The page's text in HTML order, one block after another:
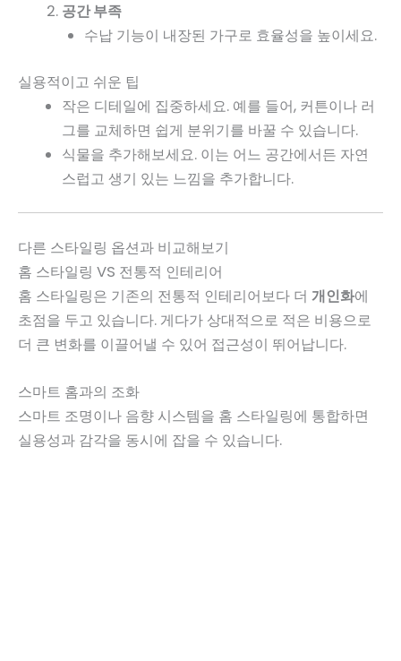
공간 부족
수납 기능이 내장된 가구로 효율성을 높이세요.
실용적이고 쉬운 팁
작은 디테일에 집중하세요. 예를 들어, 커튼이나 러
그를 교체하면 쉽게 분위기를 바꿀 수 있습니다.
식물을 추가해보세요. 이는 어느 공간에서든 자연
스럽고 생기 있는 느낌을 추가합니다.
다른 스타일링 옵션과 비교해보기
홈 스타일링 VS 전통적 인테리어
홈 스타일링은 기존의 전통적 인테리어보다 더 개인화에
초점을 두고 있습니다. 게다가 상대적으로 적은 비용으로
더 큰 변화를 이끌어낼 수 있어 접근성이 뛰어납니다.
스마트 홈과의 조화
스마트 조명이나 음향 시스템을 홈 스타일링에 통합하면
실용성과 감각을 동시에 잡을 수 있습니다.